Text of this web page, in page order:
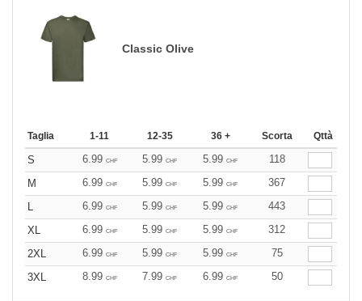
Classic Olive
Taglia 1-11 12-35 36 + Scorta Qttà
S 6.99 CHF 5.99 CHF 5.99 CHF
118
M
6.99 CHF 5.99 CHF 5.99 CHF
367
L
6.99 CHF 5.99 CHF 5.99 CHF
443
XL
6.99 CHF 5.99 CHF 5.99 CHF
312
2XL
6.99 CHF 5.99 CHF 5.99 CHF
75
3XL
8.99 CHF 7.99 CHF 6.99 CHF 50